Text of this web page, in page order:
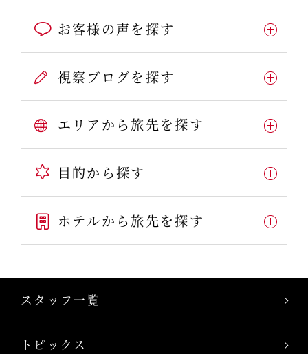
お客様の声を探す
視察ブログを探す
エリアから旅先を探す
目的から探す
ホテルから旅先を探す
スタッフ一覧
トピックス